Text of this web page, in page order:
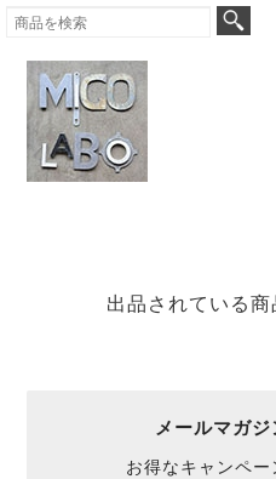
出品されている商
メールマガ
お得なキャンペー